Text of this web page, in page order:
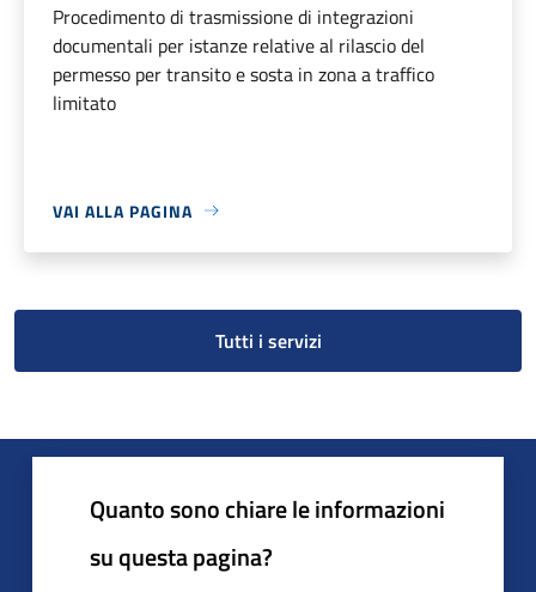
Procedimento di trasmissione di integrazioni
documentali per istanze relative al rilascio del
permesso per transito e sosta in zona a traffico
limitato
VAI ALLA PAGINA
Tutti i servizi
Quanto sono chiare le informazioni
su questa pagina?